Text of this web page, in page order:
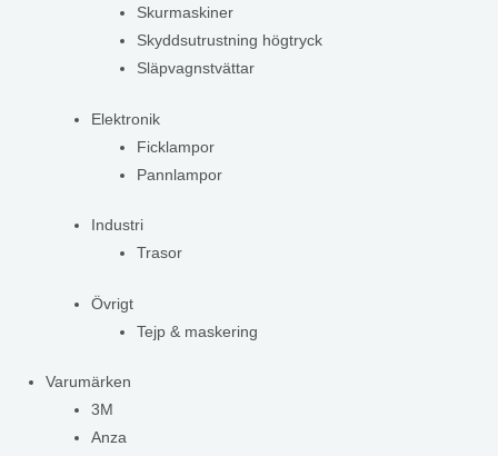
Skurmaskiner
Skyddsutrustning högtryck
Släpvagnstvättar
Elektronik
Ficklampor
Pannlampor
Industri
Trasor
Övrigt
Tejp & maskering
Varumärken
3M
Anza